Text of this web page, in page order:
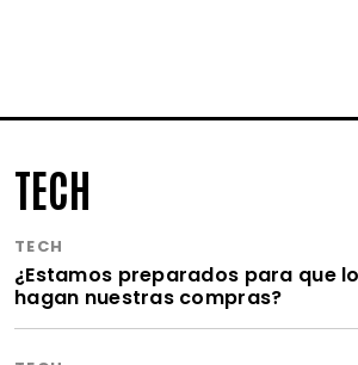
TECH
TECH
¿Estamos preparados para que
hagan nuestras compras?